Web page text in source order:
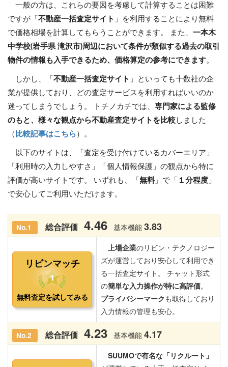
一般の方は、これらの要因を考慮して計算することは困難
ですが「 不動産一括査定サイト 」を利用することにより無料
で価格相場を計算してもらうことができます。 また、 一本木
中学校(岩手県 滝沢市)周辺において条件が類似する過去の取引
物件の情報も入手できるため、価格算定の参考にできます。
しかし、「 不動産一括査定サイト 」といっても十数社の企
業が提供しており、どの査定サービスを利用すればいいのか
迷ってしまうでしょう。 トチノカチでは、 専門家による監修
のもと、様々な観点から不動産査定サイトを比較 しました
（ 比較記事はこちら ）。
以下のサイトは、「査定を受け付けているカバーエリア」
「利用時の入力しやすさ」「個人情報保護」の観点から特に
評価が高いサイトです。 いずれも、「 無料」で「 １分程度 」
で安心してご利用いただけます。